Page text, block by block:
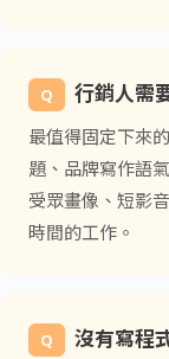
Q 行銷人需
最值得固定下來
題、品牌寫作語
受眾畫像、短影
時間的工作。
Q
沒有寫程